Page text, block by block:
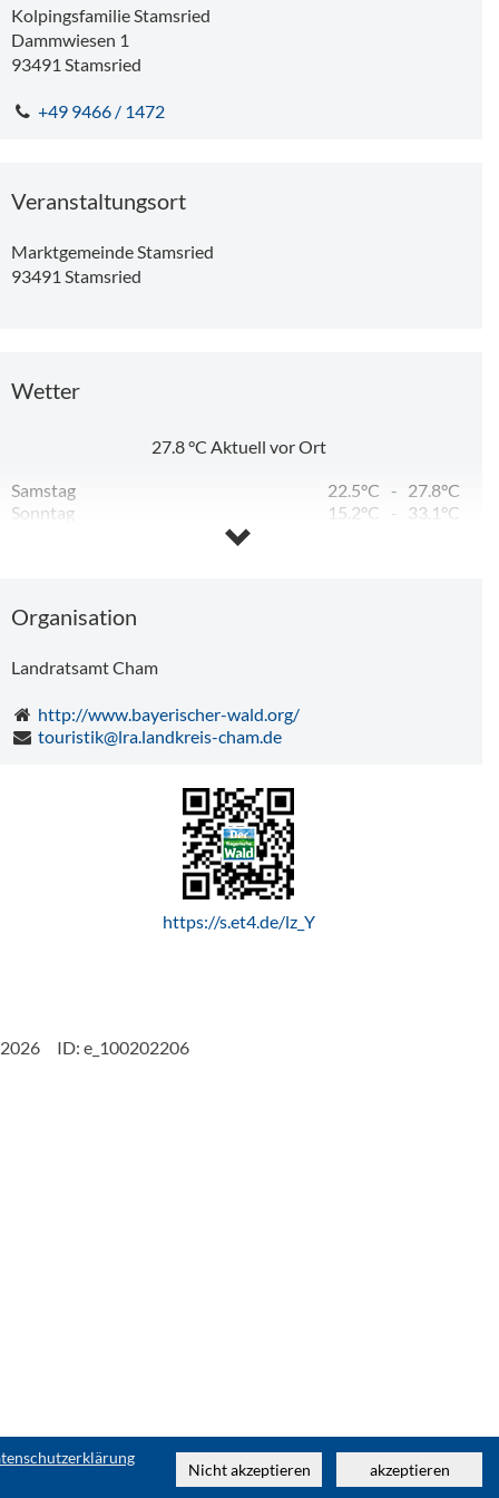
Kolpingsfamilie Stamsried
Dammwiesen 1
93491 Stamsried
+49 9466 / 1472
Veranstaltungsort
Marktgemeinde Stamsried
93491 Stamsried
Wetter
27.8°C Aktuell vor Ort
Samstag 22.5°C - 27.8°C
Sonntag
15.2°C -
33.1°C
Organisation
Landratsamt Cham
http://www.bayerischer-wald.org/
touristik@lra.landkreis-cham.de
https://s.et4.de/lz_Y
ID: e_100202206
Nicht akzeptieren akzeptieren